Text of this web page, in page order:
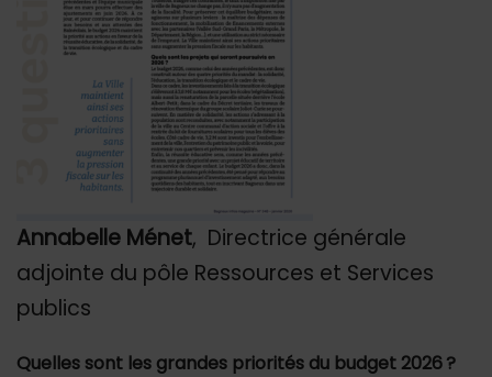
Annabelle Ménet, Directrice générale
adjointe du pôle Ressources et Services
publics
Quelles sont les grandes priorités du budget 2026 ?